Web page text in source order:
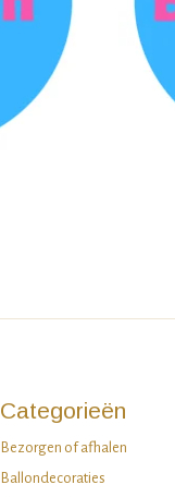
Categorieën
Bezorgen of afhalen
Ballondecoraties